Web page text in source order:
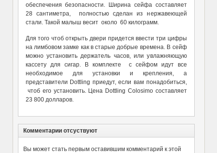
обеспечения безопасности. Ширина сейфа составляет
28 сантиметра, полностью сделан из нержавеющей
стали. Такой малыш весит около 60 килограмм.
Для того чтоб открыть двери придется ввести три цифры
на лимбовом замке как в старые добрые времена. В сейф
можно установить держатель часов, или увлажняющую
кассету для сигар. В комплекте с сейфом идут все
необходимое для установки и крепления, а
представители Dottling приедут, если вам понадобиться,
чтоб его установить. Цена Dottling Colosimo составляет
23 800 долларов.
Комментарии отсуствуют
Вы может стать первым оставившим комментарий к этой